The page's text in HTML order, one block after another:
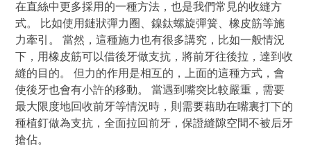
在直絲中更多採用的一種方法，也是我們常見的收縫方
式。 比如使用鏈狀彈力圈、鎳鈦螺旋彈簧、橡皮筋等施
力牽引。 當然，這種施力也有很多講究，比如一般情況
下，用橡皮筋可以借後牙做支抗，將前牙往後拉，達到收
縫的目的。 但力的作用是相互的，上面的這種方式，會
使後牙也會有小許的移動。 當遇到嘴突比較嚴重，需要
最大限度地回收前牙等情況時，則需要藉助在嘴裏打下的
種植釘做為支抗，全面拉回前牙，保證縫隙空間不被后牙
搶佔。